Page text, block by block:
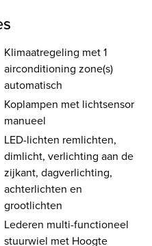
Klimaatregeling met 1
airconditioning zone(s)
automatisch
Koplampen met lichtsensor
manueel
LED-lichten remlichten,
dimlicht, verlichting aan de
zijkant, dagverlichting,
achterlichten en
grootlichten
Lederen multi-functioneel
stuurwiel met Hoogte